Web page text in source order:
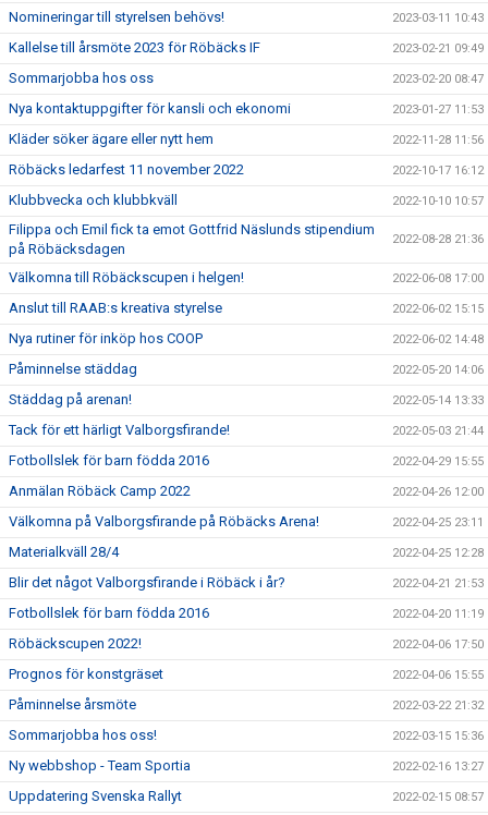
Nomineringar till styrelsen behövs! 2023-03-11 10:43
Kallelse till årsmöte 2023 för Röbäcks IF 2023-02-21 09:49
Sommarjobba hos oss 2023-02-20 08:47
Nya kontaktuppgifter för kansli och ekonomi 2023-01-27 11:53
Kläder söker ägare eller nytt hem 2022-11-28 11:56
Röbäcks ledarfest 11 november 2022 2022-10-17 16:12
Klubbvecka och klubbkväll 2022-10-10 10:57
Filippa och Emil fick ta emot Gottfrid Näslunds stipendium
på Röbäcksdagen
2022-08-28 21:36
Välkomna till Röbäckscupen i helgen! 2022-06-08 17:00
Anslut till RAAB:s kreativa styrelse 2022-06-02 15:15
Nya rutiner för inköp hos COOP 2022-06-02 14:48
Påminnelse städdag 2022-05-20 14:06
Städdag på arenan! 2022-05-14 13:33
Tack för ett härligt Valborgsfirande! 2022-05-03 21:44
Fotbollslek för barn födda 2016 2022-04-29 15:55
Anmälan Röbäck Camp 2022 2022-04-26 12:00
Välkomna på Valborgsfirande på Röbäcks Arena! 2022-04-25 23:11
Materialkväll 28/4 2022-04-25 12:28
Blir det något Valborgsfirande i Röbäck i år? 2022-04-21 21:53
Fotbollslek för barn födda 2016 2022-04-20 11:19
Röbäckscupen 2022! 2022-04-06 17:50
Prognos för konstgräset 2022-04-06 15:55
Påminnelse årsmöte 2022-03-22 21:32
Sommarjobba hos oss! 2022-03-15 15:36
Ny webbshop - Team Sportia 2022-02-16 13:27
Uppdatering Svenska Rallyt 2022-02-15 08:57